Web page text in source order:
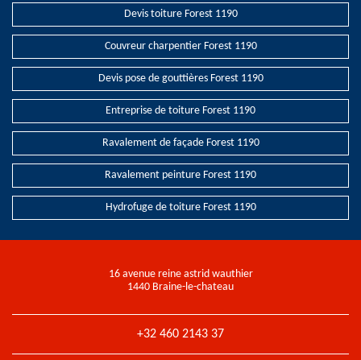
Devis toiture Forest 1190
Couvreur charpentier Forest 1190
Devis pose de gouttières Forest 1190
Entreprise de toiture Forest 1190
Ravalement de façade Forest 1190
Ravalement peinture Forest 1190
Hydrofuge de toiture Forest 1190
16 avenue reine astrid wauthier
1440 Braine-le-chateau
+32 460 2143 37